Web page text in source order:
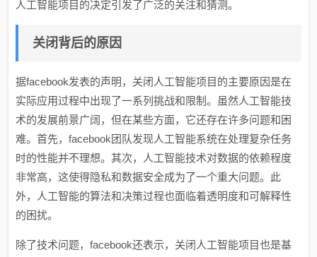
人工智能项目的决定引发了广泛的关注和猜测。
关闭背后的原因
据facebook发表的声明，关闭人工智能项目的主要原因是在
实际应用过程中出现了一系列挑战和限制。虽然人工智能技
术的发展前景广阔，但在某些方面，它还存在许多问题和困
难。首先，facebook团队发现人工智能系统在处理复杂任务
时的性能并不理想。其次，人工智能技术对数据的依赖程度
非常高，这使得隐私和数据安全成为了一个重大问题。此
外，人工智能的算法和决策过程也面临着透明度和可解释性
的困扰。
除了技术问题，facebook还表示，关闭人工智能项目也是基